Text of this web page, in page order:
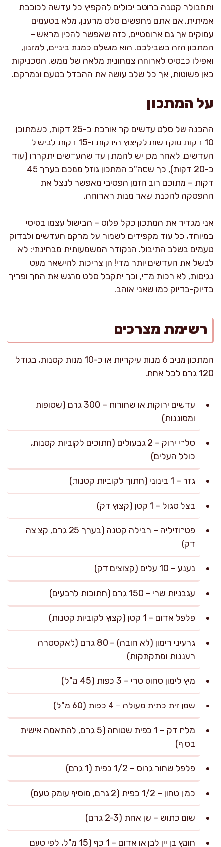
ותחבולה קטנה ברוטב יכולים להקפיץ כל עדשה לכוכבת
אמיתית. אם אתם מחפשים סלט מרענן, מלא בטעמים
עמוקים אך גם ארומטיים, כזה שאפשר להכין מראש –
המתכון הזה בשבילכם. הוא מושלם כמנת ביניים, למזנון,
ואפילו כבסיס לארוחה צמחונית מלאה של ממש. הטכניקות
כאן פשוטות, אך כל שלב עושה את ההבדל בטעם ובמרקם.
על המתכון
ההכנה של סלט עדשים קר אורכת כ-25 דקות, כשמתוכן
10 דקות מוקדשות לקיצוץ הירקות ו-15 דקות לבישול
העדשים. לאחר מכן יש להמתין עד שהעדשים יתקררו (עוד
כ-20 דקות), כך שסה"כ המתכון גוזל ממכם בערך 45
דקות – מתוכם רוב הזמן הפסיבי מאפשר לנצל את
ההפסקה להכנת שאר מנות הארוחה.
אני מגדיר את המתכון כקל פלוס – הבישול עצמו בסיסי
במיוחד, כל עוד מקפידים לשמור על מרקם העדשים ולבדוק
טעמים בשלב התיבול. הנקודה המשמעותית מבחינתי: לא
לבשל את העדשים יותר מדי! הן צריכות להישאר מעט
נגיסות, לא רכות מדי, וכך יתקבל סלט מרגש את החך ופריך
בדיוק-בדיוק כמו שאני אוהב.
רשימת מצרכים
המתכון מניב 6 מנות עיקריות או כ-10 מנות קטנות, בגודל
120 גרם לכל אחת.
עדשים ירוקות או שחורות – 300 גרם (שטופות
ומסוננות)
סלרי ירוק – 2 גבעולים (חתוכים לקוביות קטנות,
כולל העלים)
גזר – 1 בינוני (חתוך לקוביות קטנות)
בצל סגול – 1 קטן (קצוץ דק)
פטרוזיליה – חבילה קטנה (בערך 25 גרם, קצוצה
דק)
נענע – 10 עלים (קצוצים דק)
עגבניות שרי – 150 גרם (חתוכות לרבעים)
פלפל אדום – 1 קטן (קצוץ לקוביות קטנות)
גרעיני רימון (לא חובה) – 80 גרם (לאקסטרה
רעננות ומתקתקות)
מיץ לימון סחוט טרי – 3 כפות (45 מ"ל)
שמן זית כתית מעולה – 4 כפות (60 מ"ל)
מלח דק – 1 כפית שטוחה (5 גרם, להתאמה אישית
בסוף)
פלפל שחור גרוס – 1/2 כפית (1 גרם)
כמון טחון – 1/2 כפית (2 גרם, מוסיף עומק טעם)
שום כתוש – שן אחת (2-3 גרם)
חומץ בן יין לבן או אדום – 1 כף (15 מ"ל, לפי טעם